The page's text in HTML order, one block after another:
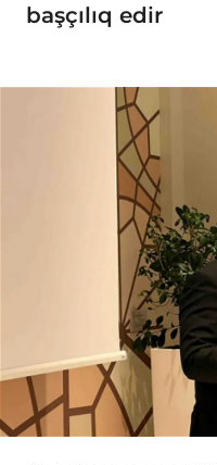
başçılıq edir